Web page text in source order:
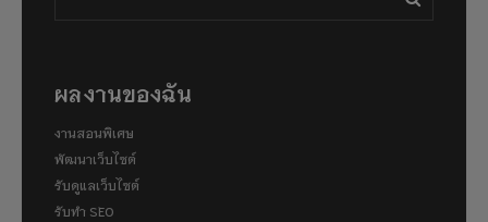
ผลงานของฉัน
งานสอนพิเศษ
พัฒนาเว็บไซต์
รับดูแลเว็บไซต์
รับทำ SEO